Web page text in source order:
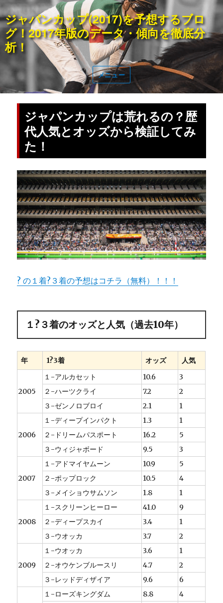
ジャパンカップ(2017)を予想するブロ
グ！2017年版のデータ・傾向を徹底分
析！
メニュー
ジャパンカップは荒れるの？歴
代人気とオッズから検証してみ
た！
?の１着?３着の予想はコチラ（無料）！！！
１?３着のオッズと人気（過去10年）
年 1?3着 オッズ 人気
2005
１-アルカセット 10.6
3
２-ハーツクライ
7.2
2
３-ゼンノロブロイ
2.1 1
2006
１-ディープインパクト 1.3
1
２-ドリームパスポート
16.2
5
３-ウィジャボード
9.5 3
2007
１-アドマイヤムーン 10.9
5
２-ポップロック
10.5
4
３-メイショウサムソン
1.8 1
2008
１-スクリーンヒーロー 41.0
9
２-ディープスカイ
3.4
1
３-ウオッカ
3.7 2
2009
１-ウオッカ 3.6
1
２-オウケンブルースリ
4.7
2
３-レッドディザイア
9.6 6
１-ローズキングダム 8.8
4